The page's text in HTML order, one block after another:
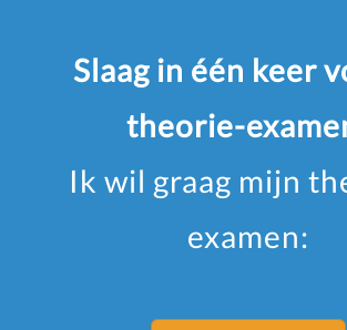
Slaag in één keer
theorie-
Ik wil graag mijn
examen: